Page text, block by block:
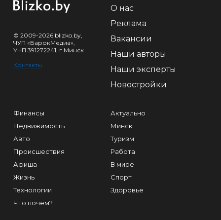
© 2009-2026 blizko.by,
ЧУП «БарокМедиа»,
УНП 391272241, г.Минск
Контакты
О нас
Реклама
Вакансии
Наши авторы
Наши эксперты
Новостройки
Финансы
Недвижимость
Авто
Происшествия
Афиша
Жизнь
Технологии
Что почем?
Актуально
Минск
Туризм
Работа
В мире
Спорт
Здоровье